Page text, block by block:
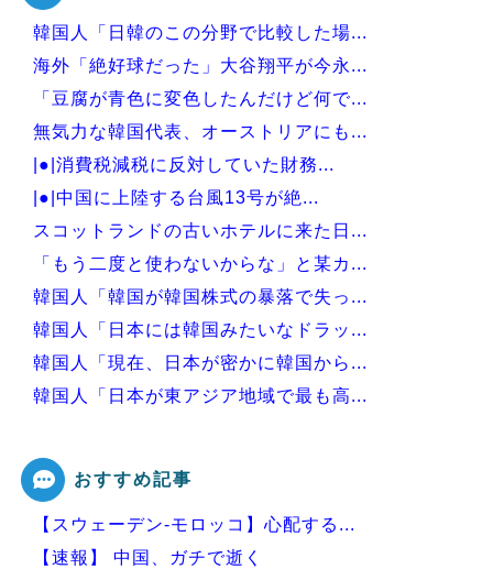
韓国人「日韓のこの分野で比較した場...
海外「絶好球だった」大谷翔平が今永...
「豆腐が青色に変色したんだけど何で...
無気力な韓国代表、オーストリアにも...
|●|消費税減税に反対していた財務...
|●|中国に上陸する台風13号が絶...
スコットランドの古いホテルに来た日...
「もう二度と使わないからな」と某カ...
韓国人「韓国が韓国株式の暴落で失っ...
韓国人「日本には韓国みたいなドラッ...
韓国人「現在、日本が密かに韓国から...
韓国人「日本が東アジア地域で最も高...
Powered by livedoor 相互RSS
おすすめ記事
【スウェーデン-モロッコ】心配する...
【速報】 中国、ガチで逝く